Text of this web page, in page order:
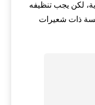
لكن يجب تنظيفه
ذات شعيرات